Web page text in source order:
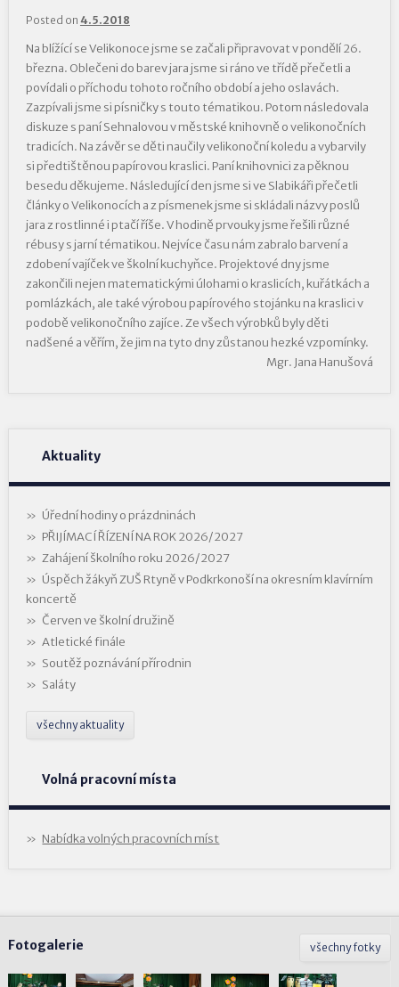
Posted on 4.5.2018
Na blížící se Velikonoce jsme se začali připravovat v pondělí 26.
března. Oblečeni do barev jara jsme si ráno ve třídě přečetli a
povídali o příchodu tohoto ročního období a jeho oslavách.
Zazpívali jsme si písničky s touto tématikou. Potom následovala
diskuze s paní Sehnalovou v městské knihovně o velikonočních
tradicích. Na závěr se děti naučily velikonoční koledu a vybarvily
si předtištěnou papírovou kraslici. Paní knihovnici za pěknou
besedu děkujeme. Následující den jsme si ve Slabikáři přečetli
články o Velikonocích a z písmenek jsme si skládali názvy poslů
jara z rostlinné i ptačí říše. V hodině prvouky jsme řešili různé
rébusy s jarní tématikou. Nejvíce času nám zabralo barvení a
zdobení vajíček ve školní kuchyňce. Projektové dny jsme
zakončili nejen matematickými úlohami o kraslicích, kuřátkách a
pomlázkách, ale také výrobou papírového stojánku na kraslici v
podobě velikonočního zajíce. Ze všech výrobků byly děti
nadšené a věřím, že jim na tyto dny zůstanou hezké vzpomínky.
Mgr. Jana Hanušová
Aktuality
Úřední hodiny o prázdninách
PŘIJÍMACÍ ŘÍZENÍ NA ROK 2026/2027
Zahájení školního roku 2026/2027
Úspěch žákyň ZUŠ Rtyně v Podkrkonoší na okresním klavírním
koncertě
Červen ve školní družině
Atletické finále
Soutěž poznávání přírodnin
Saláty
všechny aktuality
Volná pracovní místa
Nabídka volných pracovních míst
všechny fotky
Fotogalerie